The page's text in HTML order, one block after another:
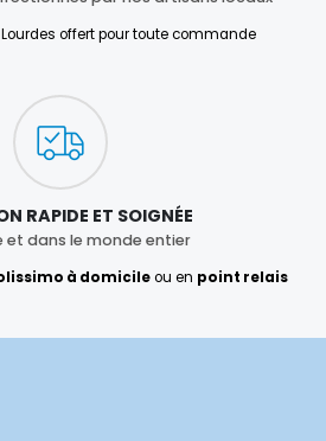
offert pour toute commande
RAPIDE ET SOIGNÉE
et dans le monde entier
à domicileou en point relais